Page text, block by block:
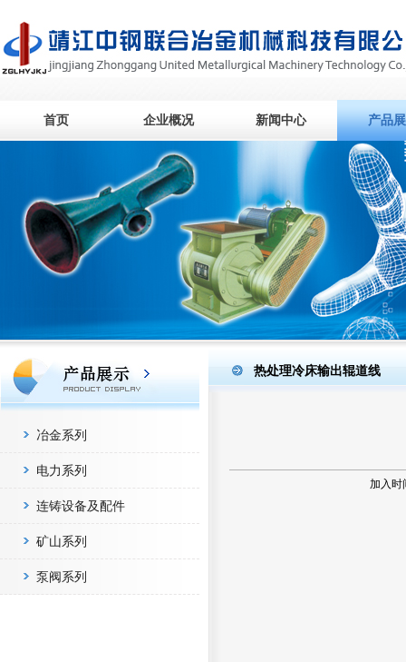
首页 企业概况 新闻中心 产品
冶金系列
电力系列
连铸设备及配件
矿山系列
泵阀系列
热处理冷床输出辊道线
加入